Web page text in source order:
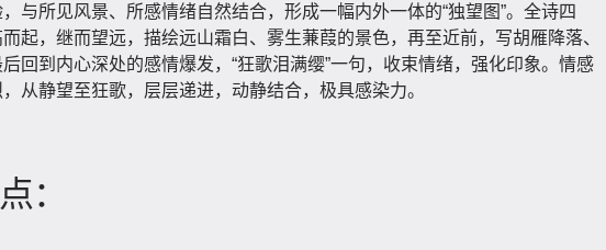
与所见风景、所感情绪自然结合，形成一幅内外一体的“独望图”。全诗四
起，继而望远，描绘远山霜白、雾生蒹葭的景色，再至近前，写胡雁降落、
回到内心深处的感情爆发，“狂歌泪满缨”一句，收束情绪，强化印象。情感
从静望至狂歌，层层递进，动静结合，极具感染力。
：